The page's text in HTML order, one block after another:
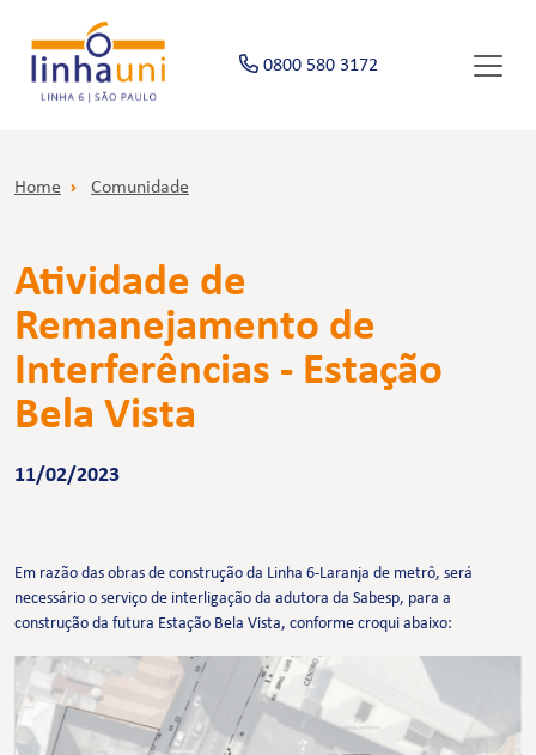
0800 580 3172
Home Comunidade
Atividade de
Remanejamento de
Interferências - Estação
Bela Vista
11/02/2023
Em razão das obras de construção da Linha 6-Laranja de metrô, será
necessário o serviço de interligação da adutora da Sabesp, para a
construção da futura Estação Bela Vista, conforme croqui abaixo: